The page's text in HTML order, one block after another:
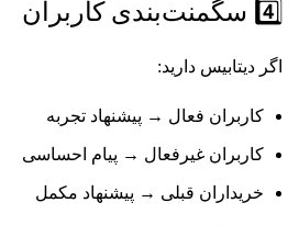
4️⃣ سگمنت‌بندی کاربران
اگر دیتابیس دارید:
کاربران فعال → پیشنهاد تجربه
کاربران غیرفعال → پیام احساسی
خریداران قبلی → پیشنهاد مکمل